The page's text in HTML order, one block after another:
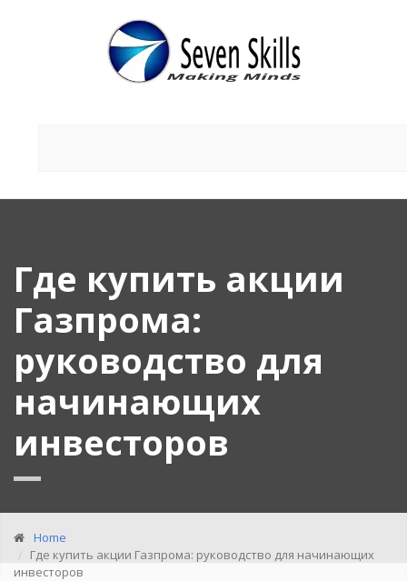
Где купить акции
Газпрома:
руководство для
начинающих
инвесторов
Home
Где купить акции Газпрома: руководство для начинающих
инвесторов